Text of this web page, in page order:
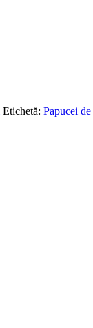
Etichetă: Papucei